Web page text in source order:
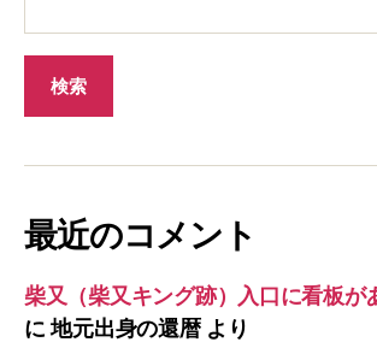
最近のコメント
柴又（柴又キング跡）入口に看板が
に地元出身の還暦より